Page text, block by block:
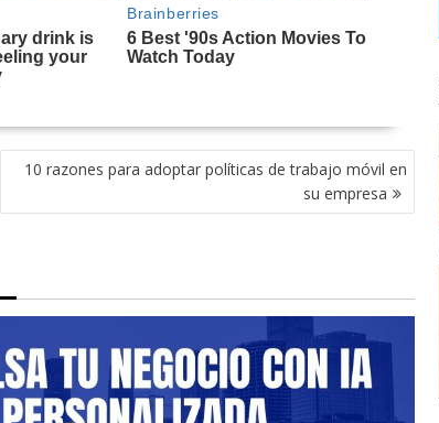
10 razones para adoptar políticas de trabajo móvil en
su empresa